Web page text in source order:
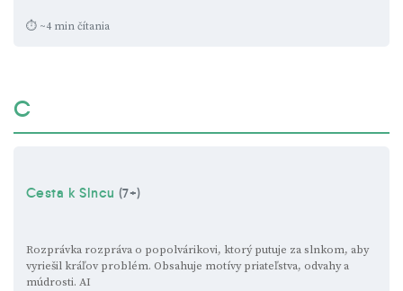
⏱ ~4 min čítania
C
Cesta k Slncu (7+)
Rozprávka rozpráva o popolvárikovi, ktorý putuje za slnkom, aby
vyriešil kráľov problém. Obsahuje motívy priateľstva, odvahy a
múdrosti. AI